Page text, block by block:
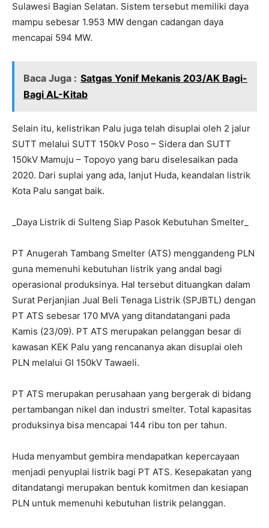
Sulawesi Bagian Selatan. Sistem tersebut memiliki daya
mampu sebesar 1.953 MW dengan cadangan daya
mencapai 594 MW.
Baca Juga : Satgas Yonif Mekanis 203/AK Bagi-
Bagi AL-Kitab
Selain itu, kelistrikan Palu juga telah disuplai oleh 2 jalur
SUTT melalui SUTT 150kV Poso – Sidera dan SUTT
150kV Mamuju – Topoyo yang baru diselesaikan pada
2020. Dari suplai yang ada, lanjut Huda, keandalan listrik
Kota Palu sangat baik.
_Daya Listrik di Sulteng Siap Pasok Kebutuhan Smelter_
PT Anugerah Tambang Smelter (ATS) menggandeng PLN
guna memenuhi kebutuhan listrik yang andal bagi
operasional produksinya. Hal tersebut dituangkan dalam
Surat Perjanjian Jual Beli Tenaga Listrik (SPJBTL) dengan
PT ATS sebesar 170 MVA yang ditandatangani pada
Kamis (23/09). PT ATS merupakan pelanggan besar di
kawasan KEK Palu yang rencananya akan disuplai oleh
PLN melalui GI 150kV Tawaeli.
PT ATS merupakan perusahaan yang bergerak di bidang
pertambangan nikel dan industri smelter. Total kapasitas
produksinya bisa mencapai 144 ribu ton per tahun.
Huda menyambut gembira mendapatkan kepercayaan
menjadi penyuplai listrik bagi PT ATS. Kesepakatan yang
ditandatangi merupakan bentuk komitmen dan kesiapan
PLN untuk memenuhi kebutuhan listrik pelanggan.